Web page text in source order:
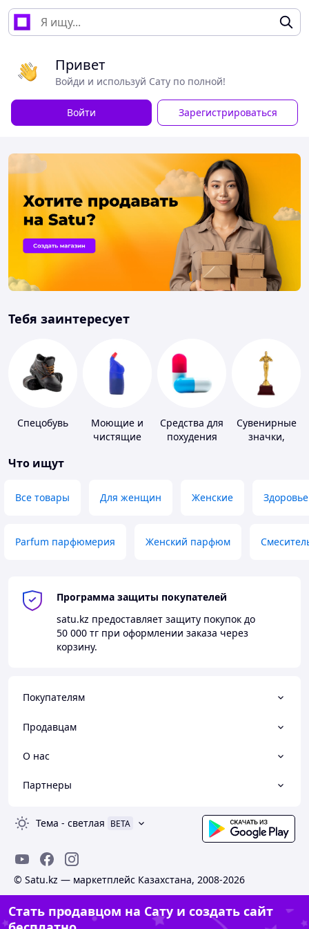
Привет
Войди и используй Сату по полной!
Войти Зарегистрироваться
Тебя заинтересует
Спецобувь
Моющие и
чистящие
Средства для
похудения
Сувенирные
значки,
Что ищут
Все товары Для женщин Женские Здоровье
Parfum парфюмерия Женский парфюм
Программа защиты покупателей
satu.kz предоставляет защиту покупок до
50 000 тг при оформлении заказа через
корзину.
Покупателям
Продавцам
О нас
Партнеры
Тема - светлая BETA
© Satu.kz — маркетплейс Казахстана, 2008-2026
Стать продавцом на Сату и создать сайт